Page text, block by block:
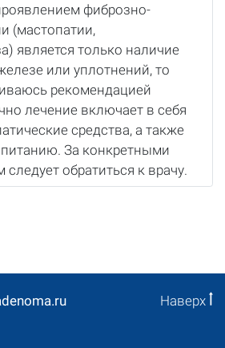
фиброзно-
(мастопатии,
является только наличие
или уплотнений, то
рекомендацией
лечение включает в себя
средства, а также
За конкретными
обратиться к врачу.
Наверх